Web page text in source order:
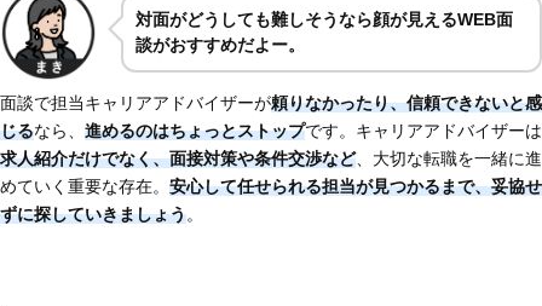
対面がどうしても難しそうなら顔が見えるWEB面
談がおすすめだよー。
面談で担当キャリアアドバイザーが頼りなかったり、信頼できないと感
じるなら、 進めるのはちょっとストップです。キャリアアドバイザーは
求人紹介だけでなく、面接対策や条件交渉など、大切な転職を一緒に進
めていく重要な存在。 安心して任せられる担当が見つかるまで、妥協せ
ずに探していきましょう。